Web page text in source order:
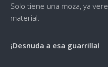
Solo tiene una moza, ya
material.
¡Desnuda a esa guarrilla!